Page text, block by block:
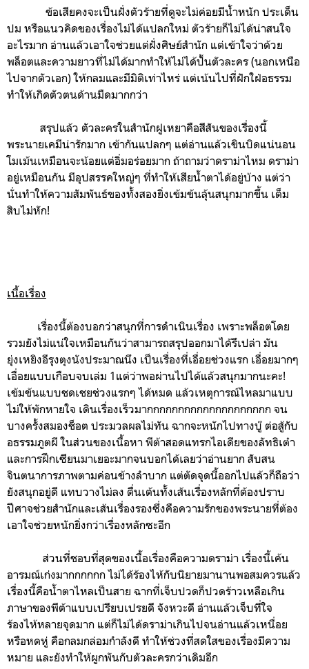
ข้อเสียคงจะเป็นฝั่งตัวร้ายที่ดูจะไม่ค่อยมีน้ำหนัก ประเด็น
ปม หรือแนวคิดของเรื่องไม่ได้แปลกใหม่ ตัวร้ายก็ไม่ได้น่าสนใจ
อะไรมาก อ่านแล้วเอาใจช่วยแต่ฝั่งศิษย์สำนัก แต่เข้าใจว่าด้วย
พล็อตและความยาวที่ไม่ได้มากทำให้ไม่ได้ปั้นตัวละคร (นอกเหนือ
ไปจากตัวเอก) ให้กลมและมีมิติเท่าไหร่ แต่เน้นไปที่ฝักใฝ่อธรรม
ทำให้เกิดตัวตนด้านมืดมากกว่า
สรุปแล้ว ตัวละครในสำนักฝูเหยาคือสีสันของเรื่องนี้
พระนายเคมีน่ารักมาก เข้ากันแปลกๆ แต่อ่านแล้วเขินบิดแน่นอน
โมเม้นเหมือนจะน้อยแต่อิ่มอร่อยมาก ถ้าถามว่าดราม่าไหม ดราม่า
อยู่เหมือนกัน มีอุปสรรคใหญ่ๆ ที่ทำให้เสียน้ำตาได้อยู่บ้าง แต่ว่า
นั่นทำให้ความสัมพันธ์ของทั้งสองยิ่งเข้มข้นลุ้นสนุกมากขึ้น เต็ม
สิบไม่หัก!
เนื้อเรื่อง
เรื่องนี้ต้องบอกว่าสนุกที่การดำเนินเรื่อง เพราะพล็อตโดย
รวมยังไม่แน่ใจเหมือนกันว่าสามารถสรุปออกมาได้รึเปล่า มัน
ยุ่งเหยิงอีรุงตุงนังประมาณนึง เป็นเรื่องที่เอื่อยช่วงแรก เอื่อยมากๆ
เอื่อยแบบเกือบจบเล่ม 1แต่ว่าพอผ่านไปได้แล้วสนุกมากนะคะ!
เข้มข้นแบบชดเชยช่วงแรกๆ ได้หมด แล้วเหตุการณ์ไหลมาแบบ
ไม่ให้พักหายใจ เดินเรื่องเร็วมากกกกกกกกกกกกกกกกกกกก จน
บางครั้งสมองช็อต ประมวลผลไม่ทัน ฉากจะหนักไปทางบู๊ ต่อสู้กับ
อธรรมภูตผี ในส่วนของเนื้อหา พีต้าสอดแทรกไอเดียของลัทธิเต๋า
และการฝึกเซียนมาเยอะมากจนบอกได้เลยว่าอ่านยาก สับสน
จินตนาการภาพตามค่อนข้างลำบาก แต่ตัดจุดนี้ออกไปแล้วก็ถือว่า
ยังสนุกอยู่ดี แทบวางไม่ลง ตื่นเต้นทั้งเส้นเรื่องหลักที่ต้องปราบ
ปีศาจช่วยสำนักและเส้นเรื่องรองซึ่งคือความรักของพระนายที่ต้อง
เอาใจช่วยหนักยิ่งกว่าเรื่องหลักซะอีก
ส่วนที่ชอบที่สุดของเนื้อเรื่องคือความดราม่า เรื่องนี้เค้น
อารมณ์เก่งมากกกกกก ไม่ได้ร้องไห้กับนิยายมานานพอสมควรแล้ว
เรื่องนี้คือน้ำตาไหลเป็นสาย ฉากที่เจ็บปวดก็ปวดร้าวเหลือเกิน
ภาษาของพีต้าแบบเปรียบเปรยดี จังหวะดี อ่านแล้วเจ็บที่ใจ
ร้องไห้หลายจุดมาก แต่ก็ไม่ได้ดราม่าเกินไปจนอ่านแล้วเหนื่อย
หรือหดหู่ คือกลมกล่อมกำลังดี ทำให้ช่วงที่สดใสของเรื่องมีความ
หมาย และยังทำให้ผูกพันกับตัวละครกว่าเดิมอีก